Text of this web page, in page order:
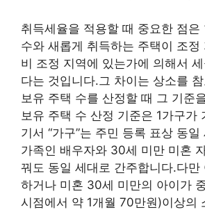
취득세율을 적용할 때 중요한 점은
수와 새롭게 취득하는 주택이 조정
비 조정 지역에 있는가에 의해서
다는 것입니다.그 차이는 상소를
보유 주택 수를 산정할 때 그 기준
보유 주택 수 산정 기준은 1가구가
기서 “가구”는 주민 등록 표상 동일
가족인 배우자와 30세 미만 미혼
꿔도 동일 세대로 간주합니다.다만
하거나 미혼 30세 미만의 아이가
시점에서 약 1개월 70만원)이상의